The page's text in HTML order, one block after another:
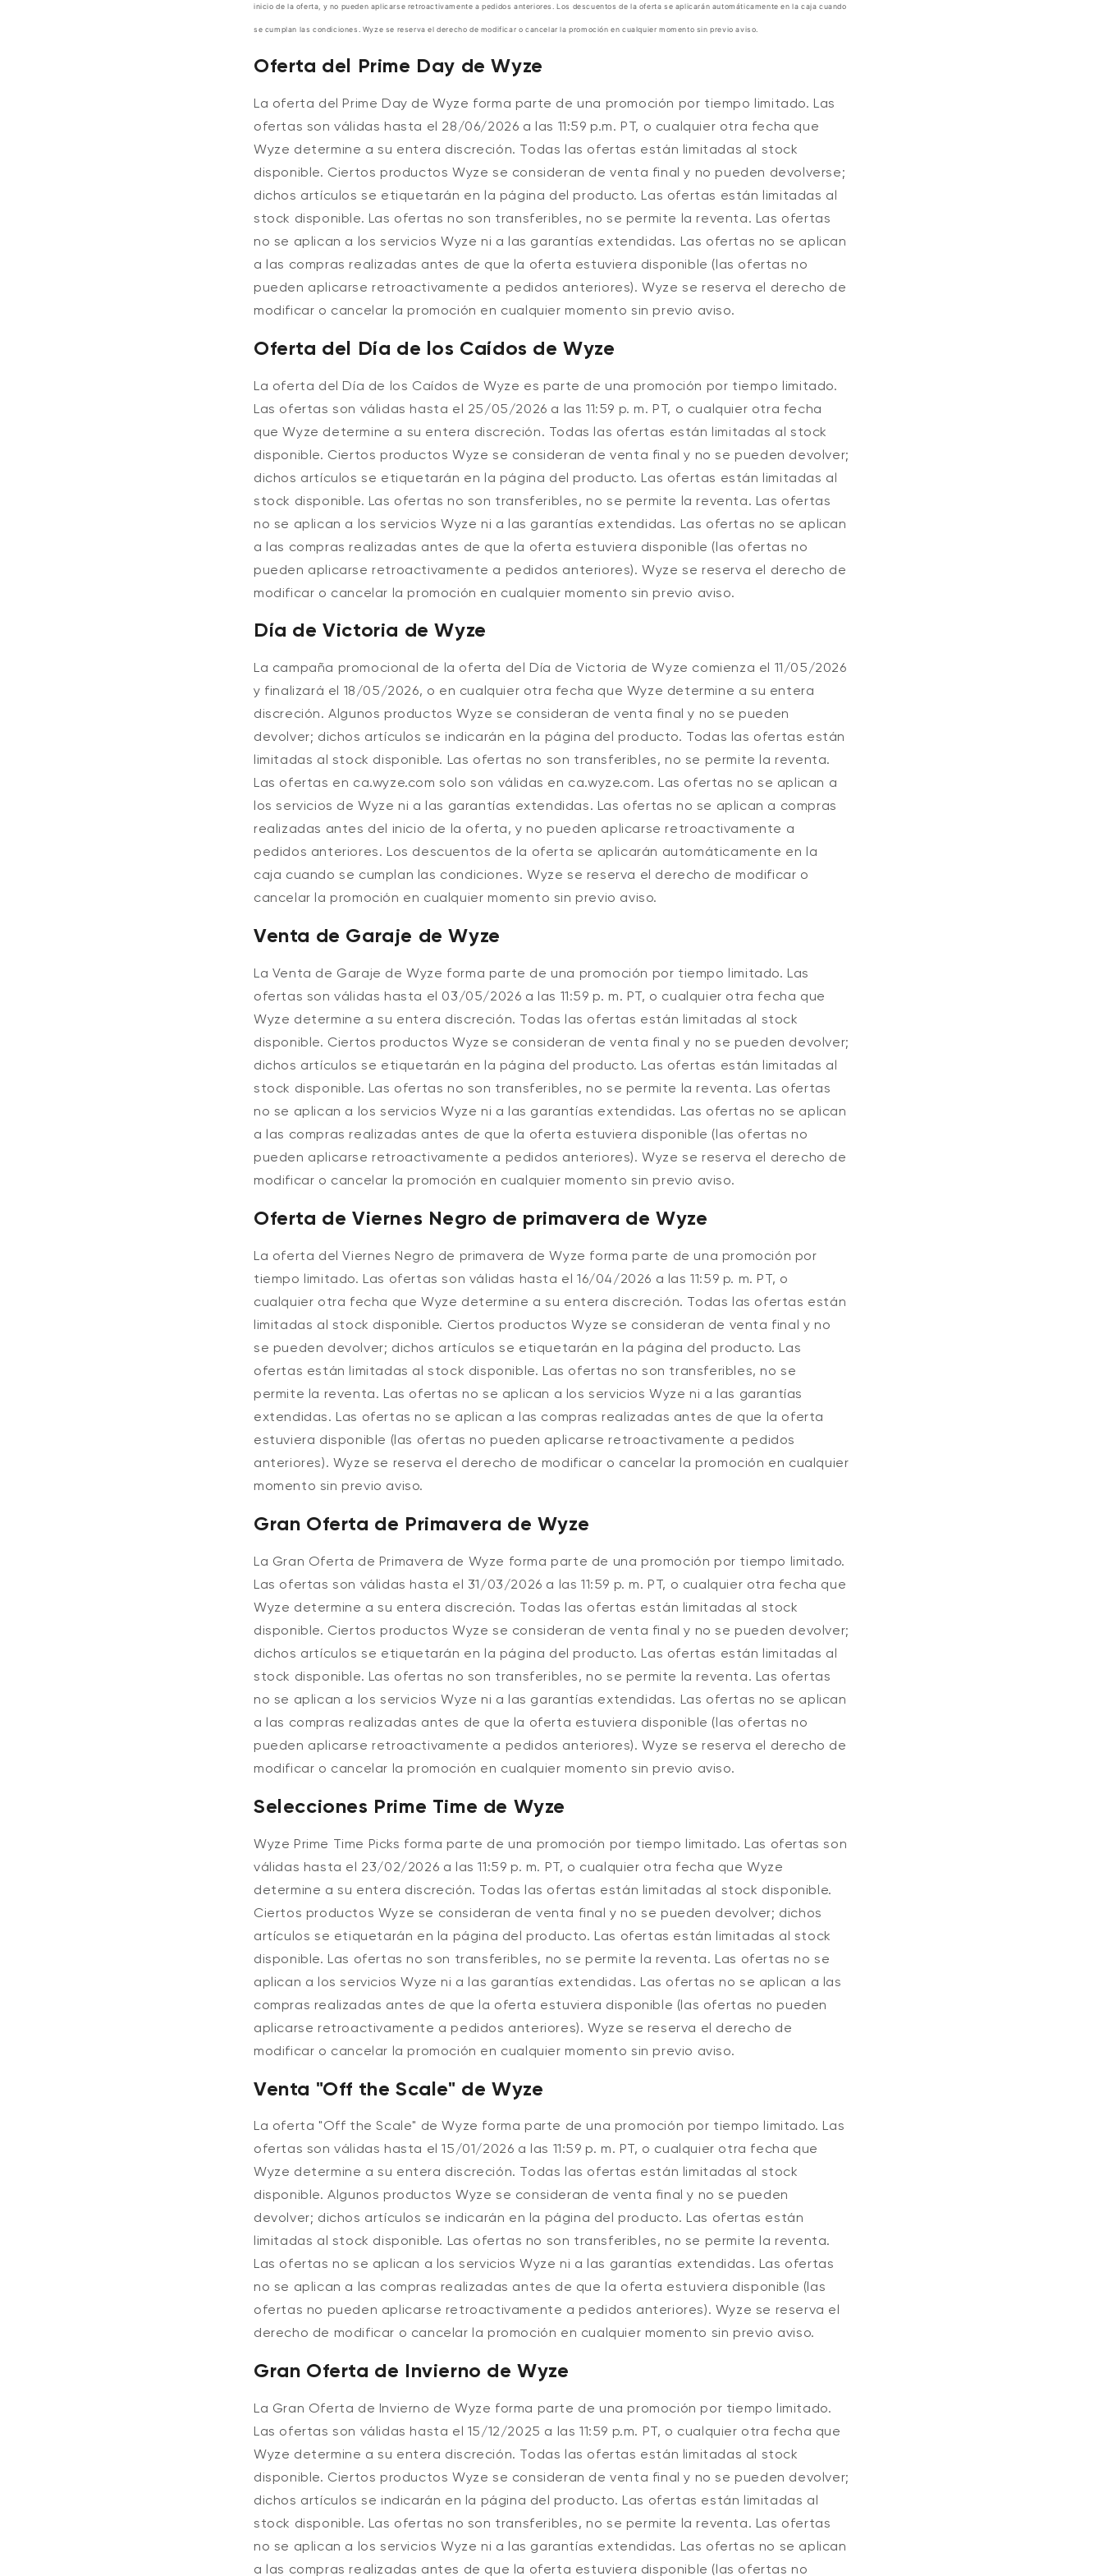
inicio de la oferta, y no pueden aplicarse retroactivamente a pedidos anteriores. Los descuentos de la oferta se aplicarán automáticamente en la caja cuando
se cumplan las condiciones. Wyze se reserva el derecho de modificar o cancelar la promoción en cualquier momento sin previo aviso.
Oferta del Prime Day de Wyze
La oferta del Prime Day de Wyze forma parte de una promoción por tiempo limitado. Las
ofertas son válidas hasta el 28/06/2026 a las 11:59 p.m. PT, o cualquier otra fecha que
Wyze determine a su entera discreción. Todas las ofertas están limitadas al stock
disponible. Ciertos productos Wyze se consideran de venta final y no pueden devolverse;
dichos artículos se etiquetarán en la página del producto. Las ofertas están limitadas al
stock disponible. Las ofertas no son transferibles, no se permite la reventa. Las ofertas
no se aplican a los servicios Wyze ni a las garantías extendidas. Las ofertas no se aplican
a las compras realizadas antes de que la oferta estuviera disponible (las ofertas no
pueden aplicarse retroactivamente a pedidos anteriores). Wyze se reserva el derecho de
modificar o cancelar la promoción en cualquier momento sin previo aviso.
Oferta del Día de los Caídos de Wyze
La oferta del Día de los Caídos de Wyze es parte de una promoción por tiempo limitado.
Las ofertas son válidas hasta el 25/05/2026 a las 11:59 p. m. PT, o cualquier otra fecha
que Wyze determine a su entera discreción. Todas las ofertas están limitadas al stock
disponible. Ciertos productos Wyze se consideran de venta final y no se pueden devolver;
dichos artículos se etiquetarán en la página del producto. Las ofertas están limitadas al
stock disponible. Las ofertas no son transferibles, no se permite la reventa. Las ofertas
no se aplican a los servicios Wyze ni a las garantías extendidas. Las ofertas no se aplican
a las compras realizadas antes de que la oferta estuviera disponible (las ofertas no
pueden aplicarse retroactivamente a pedidos anteriores). Wyze se reserva el derecho de
modificar o cancelar la promoción en cualquier momento sin previo aviso.
Día de Victoria de Wyze
La campaña promocional de la oferta del Día de Victoria de Wyze comienza el 11/05/2026
y finalizará el 18/05/2026, o en cualquier otra fecha que Wyze determine a su entera
discreción. Algunos productos Wyze se consideran de venta final y no se pueden
devolver; dichos artículos se indicarán en la página del producto. Todas las ofertas están
limitadas al stock disponible. Las ofertas no son transferibles, no se permite la reventa.
Las ofertas en ca.wyze.com solo son válidas en ca.wyze.com. Las ofertas no se aplican a
los servicios de Wyze ni a las garantías extendidas. Las ofertas no se aplican a compras
realizadas antes del inicio de la oferta, y no pueden aplicarse retroactivamente a
pedidos anteriores. Los descuentos de la oferta se aplicarán automáticamente en la
caja cuando se cumplan las condiciones. Wyze se reserva el derecho de modificar o
cancelar la promoción en cualquier momento sin previo aviso.
Venta de Garaje de Wyze
La Venta de Garaje de Wyze forma parte de una promoción por tiempo limitado. Las
ofertas son válidas hasta el 03/05/2026 a las 11:59 p. m. PT, o cualquier otra fecha que
Wyze determine a su entera discreción. Todas las ofertas están limitadas al stock
disponible. Ciertos productos Wyze se consideran de venta final y no se pueden devolver;
dichos artículos se etiquetarán en la página del producto. Las ofertas están limitadas al
stock disponible. Las ofertas no son transferibles, no se permite la reventa. Las ofertas
no se aplican a los servicios Wyze ni a las garantías extendidas. Las ofertas no se aplican
a las compras realizadas antes de que la oferta estuviera disponible (las ofertas no
pueden aplicarse retroactivamente a pedidos anteriores). Wyze se reserva el derecho de
modificar o cancelar la promoción en cualquier momento sin previo aviso.
Oferta de Viernes Negro de primavera de Wyze
La oferta del Viernes Negro de primavera de Wyze forma parte de una promoción por
tiempo limitado. Las ofertas son válidas hasta el 16/04/2026 a las 11:59 p. m. PT, o
cualquier otra fecha que Wyze determine a su entera discreción. Todas las ofertas están
limitadas al stock disponible. Ciertos productos Wyze se consideran de venta final y no
se pueden devolver; dichos artículos se etiquetarán en la página del producto. Las
ofertas están limitadas al stock disponible. Las ofertas no son transferibles, no se
permite la reventa. Las ofertas no se aplican a los servicios Wyze ni a las garantías
extendidas. Las ofertas no se aplican a las compras realizadas antes de que la oferta
estuviera disponible (las ofertas no pueden aplicarse retroactivamente a pedidos
anteriores). Wyze se reserva el derecho de modificar o cancelar la promoción en cualquier
momento sin previo aviso.
Gran Oferta de Primavera de Wyze
La Gran Oferta de Primavera de Wyze forma parte de una promoción por tiempo limitado.
Las ofertas son válidas hasta el 31/03/2026 a las 11:59 p. m. PT, o cualquier otra fecha que
Wyze determine a su entera discreción. Todas las ofertas están limitadas al stock
disponible. Ciertos productos Wyze se consideran de venta final y no se pueden devolver;
dichos artículos se etiquetarán en la página del producto. Las ofertas están limitadas al
stock disponible. Las ofertas no son transferibles, no se permite la reventa. Las ofertas
no se aplican a los servicios Wyze ni a las garantías extendidas. Las ofertas no se aplican
a las compras realizadas antes de que la oferta estuviera disponible (las ofertas no
pueden aplicarse retroactivamente a pedidos anteriores). Wyze se reserva el derecho de
modificar o cancelar la promoción en cualquier momento sin previo aviso.
Selecciones Prime Time de Wyze
Wyze Prime Time Picks forma parte de una promoción por tiempo limitado. Las ofertas son
válidas hasta el 23/02/2026 a las 11:59 p. m. PT, o cualquier otra fecha que Wyze
determine a su entera discreción. Todas las ofertas están limitadas al stock disponible.
Ciertos productos Wyze se consideran de venta final y no se pueden devolver; dichos
artículos se etiquetarán en la página del producto. Las ofertas están limitadas al stock
disponible. Las ofertas no son transferibles, no se permite la reventa. Las ofertas no se
aplican a los servicios Wyze ni a las garantías extendidas. Las ofertas no se aplican a las
compras realizadas antes de que la oferta estuviera disponible (las ofertas no pueden
aplicarse retroactivamente a pedidos anteriores). Wyze se reserva el derecho de
modificar o cancelar la promoción en cualquier momento sin previo aviso.
Venta "Off the Scale" de Wyze
La oferta "Off the Scale" de Wyze forma parte de una promoción por tiempo limitado. Las
ofertas son válidas hasta el 15/01/2026 a las 11:59 p. m. PT, o cualquier otra fecha que
Wyze determine a su entera discreción. Todas las ofertas están limitadas al stock
disponible.Algunos productos Wyze se consideran de venta final y no se pueden
devolver; dichos artículos se indicarán en la página del producto. Las ofertas están
limitadas al stock disponible. Las ofertas no son transferibles, no se permite la reventa.
Las ofertas no se aplican a los servicios Wyze ni a las garantías extendidas. Las ofertas
no se aplican a las compras realizadas antes de que la oferta estuviera disponible (las
ofertas no pueden aplicarse retroactivamente a pedidos anteriores). Wyze se reserva el
derecho de modificar o cancelar la promoción en cualquier momento sin previo aviso.
Gran Oferta de Invierno de Wyze
La Gran Oferta de Invierno de Wyze forma parte de una promoción por tiempo limitado.
Las ofertas son válidas hasta el 15/12/2025 a las 11:59 p.m. PT, o cualquier otra fecha que
Wyze determine a su entera discreción. Todas las ofertas están limitadas al stock
disponible. Ciertos productos Wyzese consideran de venta final y no se pueden devolver;
dichos artículos se indicarán en la página del producto. Las ofertas están limitadas al
stock disponible. Las ofertas no son transferibles, no se permite la reventa. Las ofertas
no se aplican a los servicios Wyze ni a las garantías extendidas. Las ofertas no se aplican
a las compras realizadas antes de que la oferta estuviera disponible (las ofertas no
Cámara Wyze v4
More options
Precio de oferta
44,98 US$ Precio habitual
Add to cart
More options
Wyze Cam v4 +
Tarjeta MicroSD
Blanco